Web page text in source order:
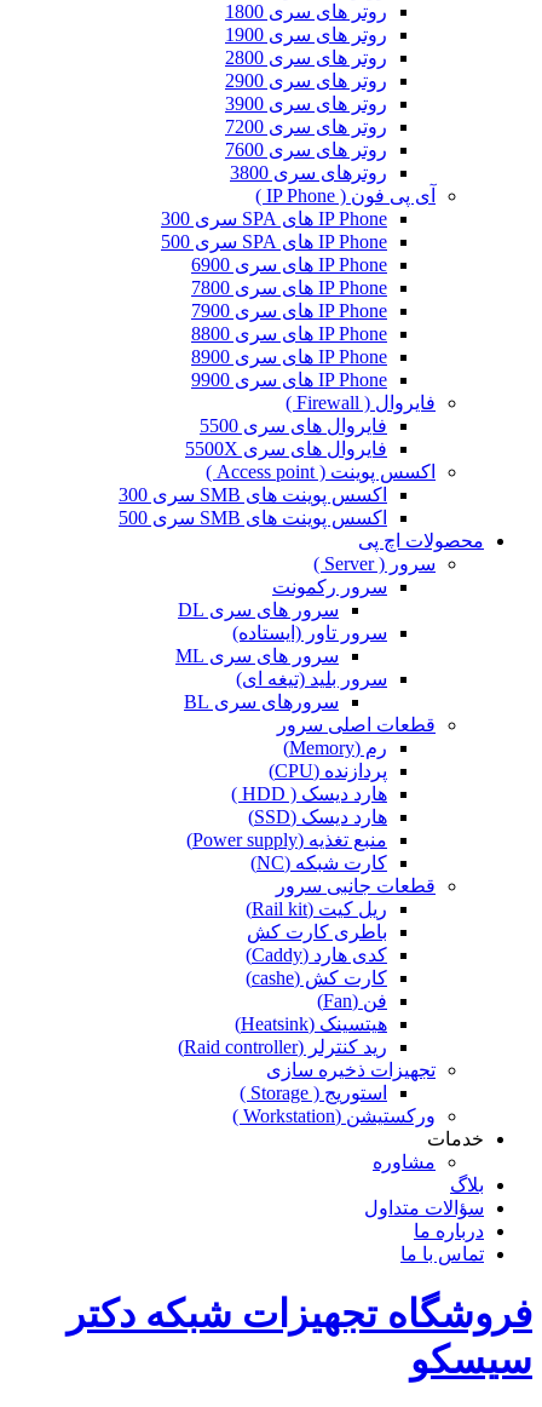
روتر های سری 1800
روتر های سری 1900
روتر های سری 2800
روتر های سری 2900
روتر های سری 3900
روتر های سری 7200
روتر های سری 7600
روترهای سری 3800
آی پی فون ( IP Phone )
IP Phone های SPA سری 300
IP Phone های SPA سری 500
IP Phone های سری 6900
IP Phone های سری 7800
IP Phone های سری 7900
IP Phone های سری 8800
IP Phone های سری 8900
IP Phone های سری 9900
فایروال ( Firewall )
فایروال های سری 5500
فایروال های سری 5500X
اکسس پوینت ( Access point )
اکسس پوینت های SMB سری 300
اکسس پوینت های SMB سری 500
محصولات اچ پی
سرور ( Server )
سرور رکمونت
سرور های سری DL
سرور تاور (ایستاده)
سرور های سری ML
سرور بلید (تیغه ای)
سرورهای سری BL
قطعات اصلی سرور
رم (Memory)
پردازنده (CPU)
هارد دیسک ( HDD )
هارد دیسک (SSD)
منبع تغذیه (Power supply)
کارت شبکه (NC)
قطعات جانبی سرور
ریل کیت (Rail kit)
باطری کارت کش
کدی هارد (Caddy)
کارت کش (cashe)
فن (Fan)
هیتسینک (Heatsink)
رید کنترلر (Raid controller)
تجهیزات ذخیره سازی
استوریج ( Storage )
ورکستیشن (Workstation )
خدمات
مشاوره
بلاگ
سؤالات متداول
درباره ما
تماس با ما
فروشگاه تجهیزات شبکه دکتر
سیسکو